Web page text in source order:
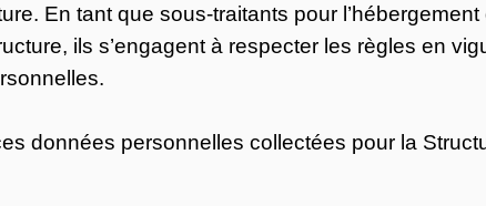
En tant que sous-traitants pour
ils s’engagent à respecter les règles en
données personnelles collectées pour la